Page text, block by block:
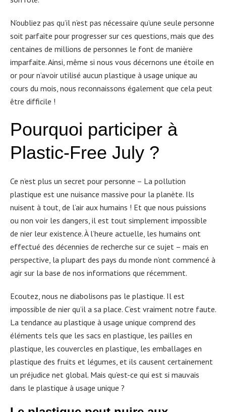
N’oubliez pas qu’il n’est pas nécessaire qu’une seule personne
soit parfaite pour progresser sur ces questions, mais que des
centaines de millions de personnes le font de manière
imparfaite. Ainsi, même si nous vous décernons une étoile en
or pour n’avoir utilisé aucun plastique à usage unique au
cours du mois, nous reconnaissons également que cela peut
être difficile !
Pourquoi participer à
Plastic-Free July ?
Ce n’est plus un secret pour personne – La pollution
plastique est une nuisance massive pour la planète. Ils
nuisent à tout, de l’air aux humains ! Et que nous puissions
ou non voir les dangers, il est tout simplement impossible
de nier leur existence. À l’heure actuelle, les humains ont
effectué des décennies de recherche sur ce sujet – mais en
perspective, la plupart des pays du monde n’ont commencé à
agir sur la base de nos informations que récemment.
Ecoutez, nous ne diabolisons pas le plastique. Il est
impossible de nier qu’il a sa place. C’est vraiment notre faute.
La tendance au plastique à usage unique comprend des
éléments tels que les sacs en plastique, les pailles en
plastique, les couvercles en plastique, les emballages en
plastique des fruits et légumes, et ils causent certainement
un préjudice net global. Mais qu’est-ce qui est si mauvais
dans le plastique à usage unique ?